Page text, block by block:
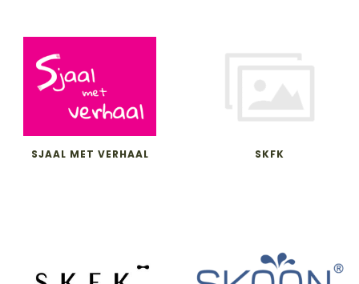
SJAAL MET VERHAAL SKFK